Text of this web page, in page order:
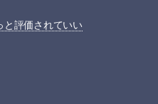
と評価されていい